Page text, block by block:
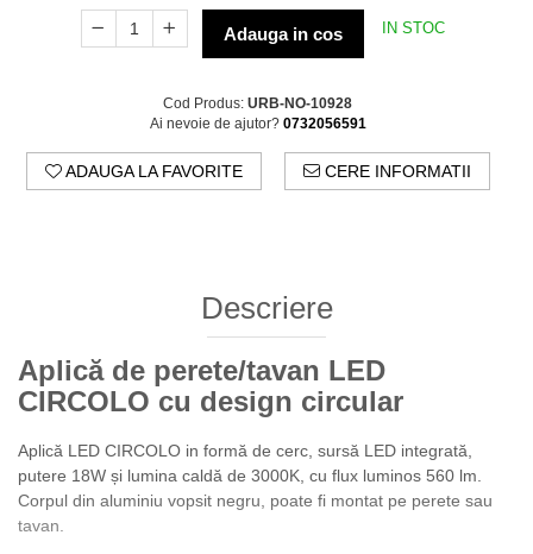
Adauga in cos IN STOC
Cod Produs: URB-NO-10928
Ai nevoie de ajutor? 0732056591
ADAUGA LA FAVORITE CERE INFORMATII
Descriere
Aplică de perete/tavan LED
CIRCOLO cu design circular
Aplică LED CIRCOLO in formă de cerc, sursă LED integrată,
putere 18W și lumina caldă de 3000K, cu flux luminos 560 lm.
Corpul din aluminiu vopsit negru, poate fi montat pe perete sau
tavan.